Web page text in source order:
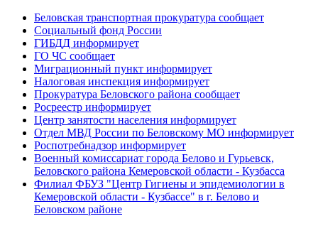
Беловская транспортная прокуратура сообщает
Социальный фонд России
ГИБДД информирует
ГО ЧС сообщает
Миграционный пункт информирует
Налоговая инспекция информирует
Прокуратура Беловского района сообщает
Росреестр информирует
Центр занятости населения информирует
Отдел МВД России по Беловскому МО информирует
Роспотребнадзор информирует
Военный комиссариат города Белово и Гурьевск,
Беловского района Кемеровской области - Кузбасса
Филиал ФБУЗ "Центр Гигиены и эпидемиологии в
Кемеровской области - Кузбассе" в г. Белово и
Беловском районе